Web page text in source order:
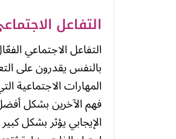
التفاعل
التفاعل الاجتماعي
بالنفس يقدرون على
المهارات الاجتماعية
فهم الآخرين بشكل
الإيجابي يؤثر بشكل